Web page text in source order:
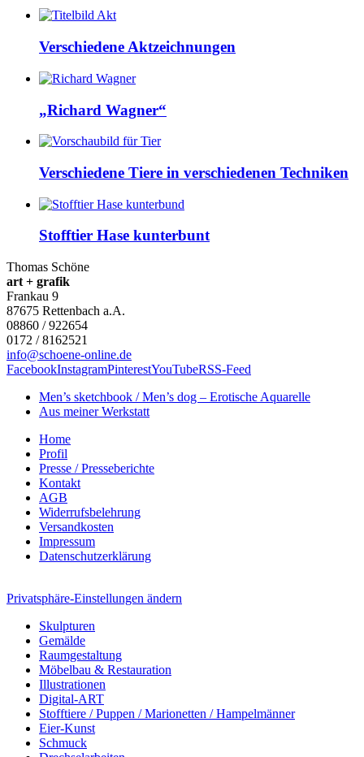
Verschiedene Aktzeichnungen
„Richard Wagner“
Verschiedene Tiere in verschiedenen Techniken
Stofftier Hase kunterbunt
Thomas Schöne
art + grafik
Frankau 9
87675 Rettenbach a.A.
08860 / 922654
0172 / 8162521
info@schoene-online.de
FacebookInstagramPinterestYouTubeRSS-Feed
Men’s sketchbook / Men’s dog – Erotische Aquarelle
Aus meiner Werkstatt
Home
Profil
Presse / Presseberichte
Kontakt
AGB
Widerrufsbelehrung
Versandkosten
Impressum
Datenschutzerklärung
Privatsphäre-Einstellungen ändern
Skulpturen
Gemälde
Raumgestaltung
Möbelbau & Restauration
Illustrationen
Digital-ART
Stofftiere / Puppen / Marionetten / Hampelmänner
Eier-Kunst
Schmuck